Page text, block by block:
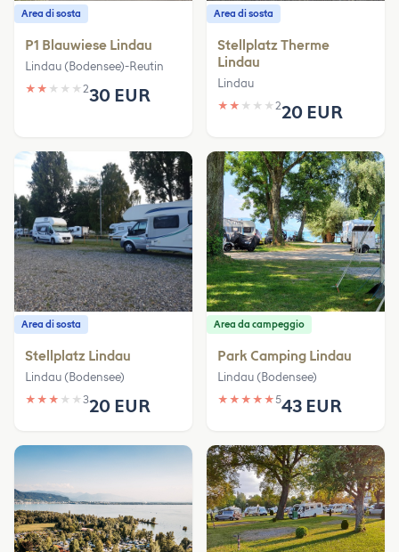
Area di sosta
P1 Blauwiese Lindau
Lindau (Bodensee)-Reutin
★ ★ ★ ★ ★ 230 EUR
Area di sosta
Stellplatz Therme
Lindau
Lindau
★ ★ ★ ★ ★ 220 EUR
Area di sosta
Stellplatz Lindau
Lindau (Bodensee)
★ ★ ★ ★ ★ 320 EUR
Area da campeggio
Park Camping Lindau
Lindau (Bodensee)
★ ★ ★ ★ ★543 EUR